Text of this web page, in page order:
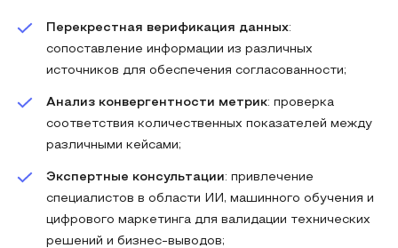
Перекрестная верификация данных:
сопоставление информации из различных
источников для обеспечения согласованности;
Анализ конвергентности метрик: проверка
соответствия количественных показателей между
различными кейсами;
Экспертные консультации: привлечение
специалистов в области ИИ, машинного обучения и
цифрового маркетинга для валидации технических
решений и бизнес-выводов;